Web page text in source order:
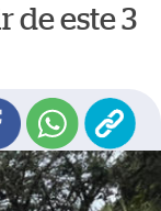
de este 3